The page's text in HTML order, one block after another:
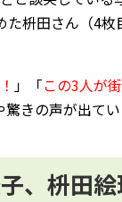
た枡田さん（4枚
」「この3人が
きの声が出てい
、枡田